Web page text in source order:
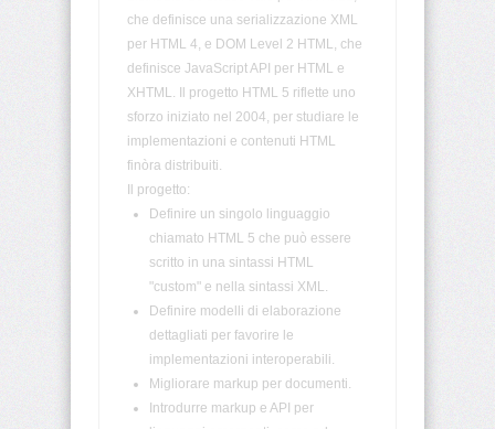
che definisce una serializzazione XML
per HTML 4, e DOM Level 2 HTML, che
definisce JavaScript API per HTML e
XHTML. Il progetto HTML 5 riflette uno
sforzo iniziato nel 2004, per studiare le
implementazioni e contenuti HTML
finòra distribuiti.
Il progetto:
Definire un singolo linguaggio
chiamato HTML 5 che può essere
scritto in una sintassi HTML
"custom" e nella sintassi XML.
Definire modelli di elaborazione
dettagliati per favorire le
implementazioni interoperabili.
Migliorare markup per documenti.
Introdurre markup e API per